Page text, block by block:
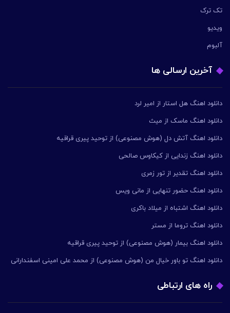
تک ترک
ویدیو
آلبوم
آخرین ارسالی ها
دانلود اهنگ هل استار از امیر لرد
دانلود اهنگ ماسک از میث
دانلود اهنگ آتش دل (هوش مصنوعی) از توحید پیری قراقیه
دانلود اهنگ زندایی از کیکاوس صالحی
دانلود اهنگ تقدیر از تور زمری
دانلود اهنگ حضور تنهایی از مانی ویس
دانلود اهنگ اشتباه از میلاد باکری
دانلود اهنگ تروما از مستر
دانلود اهنگ بیمار (هوش مصنوعی) از توحید پیری قراقیه
دانلود اهنگ تو باور خیال من (هوش مصنوعی) از محمد علی امینی اسفندارانی
راه های ارتباطی